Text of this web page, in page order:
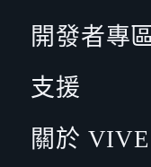
開發者專區
支援
關於 VIVE